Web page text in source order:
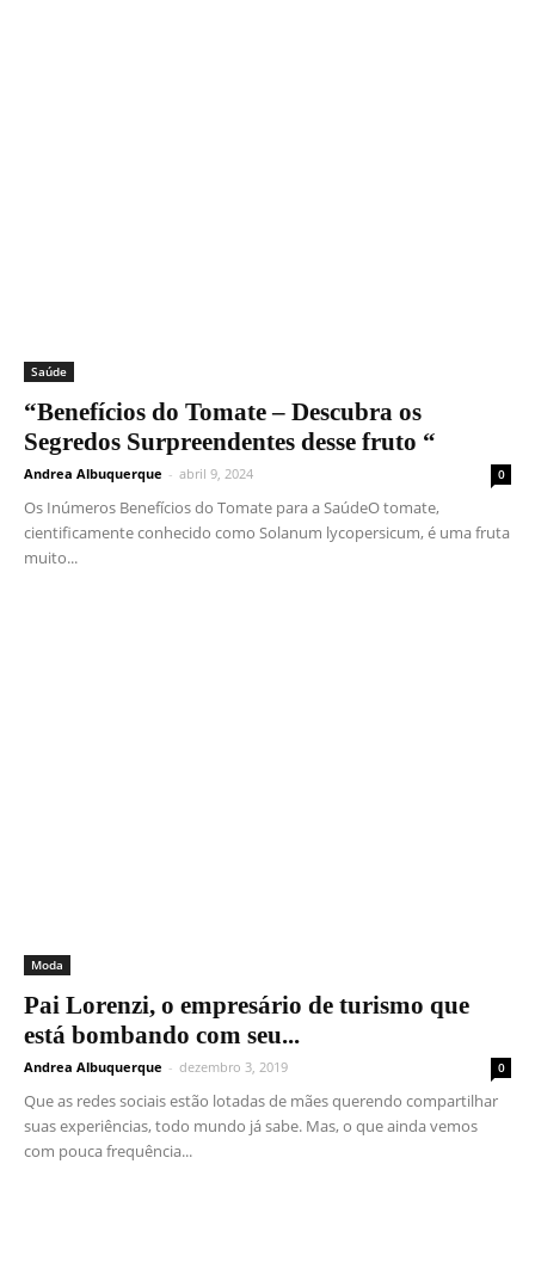
Saúde
“Benefícios do Tomate – Descubra os
Segredos Surpreendentes desse fruto “
Andrea Albuquerque - abril 9, 2024 0
Os Inúmeros Benefícios do Tomate para a SaúdeO tomate,
cientificamente conhecido como Solanum lycopersicum, é uma fruta
muito...
Moda
Pai Lorenzi, o empresário de turismo que
está bombando com seu...
Andrea Albuquerque - dezembro 3, 2019 0
Que as redes sociais estão lotadas de mães querendo compartilhar
suas experiências, todo mundo já sabe. Mas, o que ainda vemos
com pouca frequência...